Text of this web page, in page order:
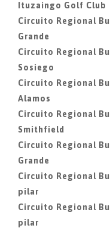
Ituzaingo Golf Club
Circuito Regional
Grande
Circuito Regional
Sosiego
Circuito Regional
Alamos
Circuito Regional
Smithfield
Circuito Regional
Grande
Circuito Regional
pilar
Circuito Regional
pilar